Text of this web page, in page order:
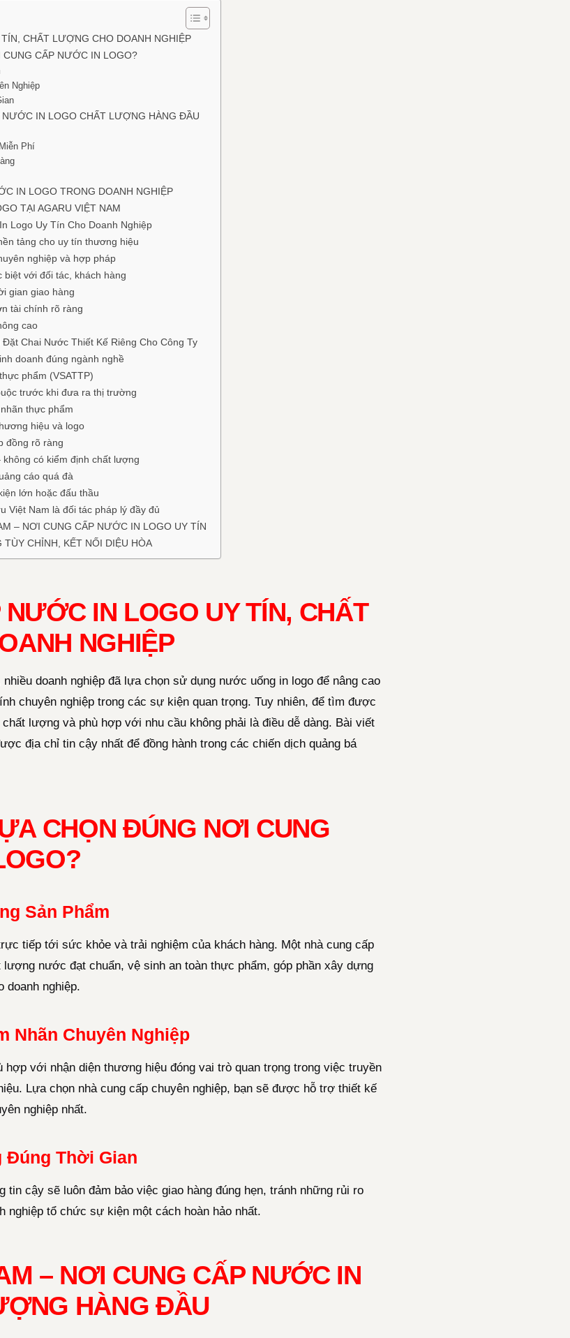
CHẤT LƯỢNG CHO DOANH NGHIỆP
CẤP NƯỚC IN LOGO?
Nghiệp
IN LOGO CHẤT LƯỢNG HÀNG ĐẦU
Phí
IN LOGO TRONG DOANH NGHIỆP
TẠI AGARU VIỆT NAM
Logo Uy Tín Cho Doanh Nghiệp
tảng cho uy tín thương hiệu
nghiệp và hợp pháp
với đối tác, khách hàng
gian giao hàng
tài chính rõ ràng
cao
Chai Nước Thiết Kế Riêng Cho Công Ty
doanh đúng ngành nghề
phẩm (VSATTP)
trước khi đưa ra thị trường
thực phẩm
hiệu và logo
đồng rõ ràng
không có kiểm định chất lượng
cáo quá đà
lớn hoặc đấu thầu
Việt Nam là đối tác pháp lý đầy đủ
– NƠI CUNG CẤP NƯỚC IN LOGO UY TÍN
CHỈNH, KẾT NỐI DIỆU HÒA
IN LOGO UY TÍN, CHẤT
NGHIỆP
doanh nghiệp đã lựa chọn sử dụng nước uống in logo để nâng cao
chuyên nghiệp trong các sự kiện quan trọng. Tuy nhiên, để tìm được
lượng và phù hợp với nhu cầu không phải là điều dễ dàng. Bài viết
địa chỉ tin cậy nhất để đồng hành trong các chiến dịch quảng bá
CHỌN ĐÚNG NƠI CUNG
Sản Phẩm
tiếp tới sức khỏe và trải nghiệm của khách hàng. Một nhà cung cấp
nước đạt chuẩn, vệ sinh an toàn thực phẩm, góp phần xây dựng
doanh nghiệp.
Nhãn Chuyên Nghiệp
hợp với nhận diện thương hiệu đóng vai trò quan trọng trong việc truyền
Lựa chọn nhà cung cấp chuyên nghiệp, bạn sẽ được hỗ trợ thiết kế
nghiệp nhất.
Đúng Thời Gian
tin cậy sẽ luôn đảm bảo việc giao hàng đúng hẹn, tránh những rủi ro
nghiệp tổ chức sự kiện một cách hoàn hảo nhất.
– NƠI CUNG CẤP NƯỚC IN
HÀNG ĐẦU